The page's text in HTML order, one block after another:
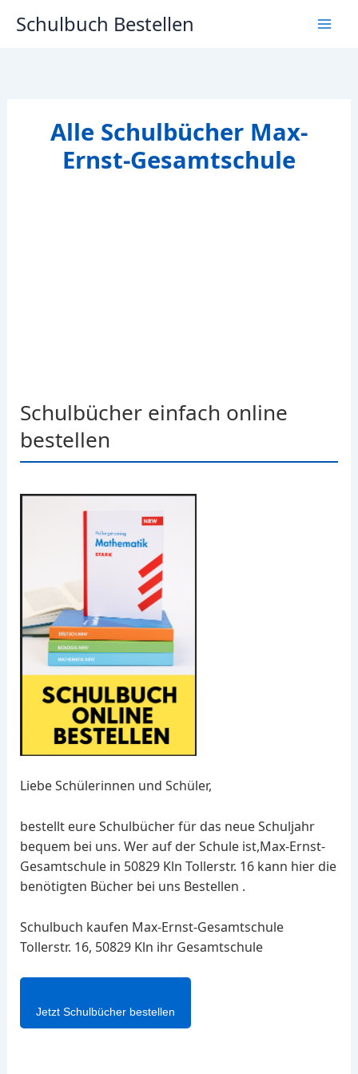
InhaltSchulbuch Bestellen
Alle Schulbücher Max-
Ernst-Gesamtschule
Schulbücher einfach online
bestellen
Liebe Schülerinnen und Schüler,
bestellt eure Schulbücher für das neue Schuljahr
bequem bei uns. Wer auf der Schule ist,Max-Ernst-
Gesamtschule in 50829 Kln Tollerstr. 16 kann hier die
benötigten Bücher bei uns Bestellen .
Schulbuch kaufen Max-Ernst-Gesamtschule
Tollerstr. 16, 50829 Kln ihr Gesamtschule
Jetzt Schulbücher bestellen